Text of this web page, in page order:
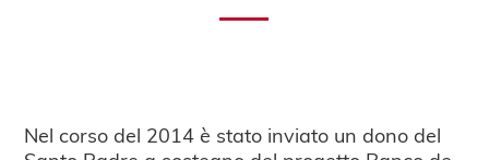
Nel corso del 2014 è stato inviato un dono del